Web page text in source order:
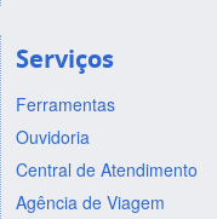
Serviços
Ferramentas
Ouvidoria
Central de Atendimento
Agência de Viagem